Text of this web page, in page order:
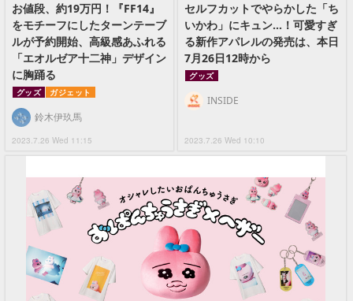
お値段、約19万円！『FF14』
をモチーフにしたターンテーブ
ルが予約開始、高級感あふれる
「エオルゼア十二神」デザイン
に胸踊る
グッズ ガジェット
2023.7.26 Wed 11:15
鈴木伊玖馬
セルフカットでやらかした「ち
いかわ」にキュン…！可愛すぎ
る新作アパレルの発売は、本日
7月26日12時から
グッズ
2023.7.26 Wed 10:10
INSIDE